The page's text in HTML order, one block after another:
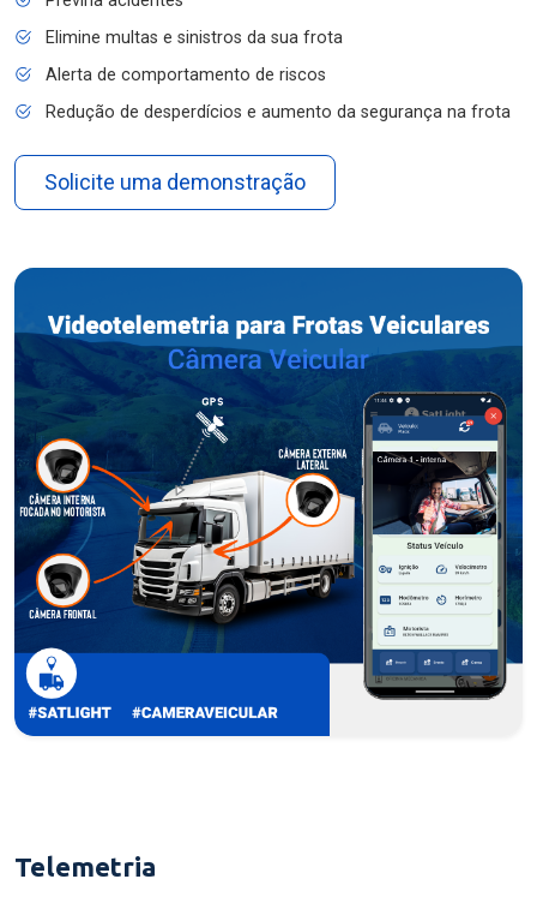
Elimine multas e sinistros da sua frota
Alerta de comportamento de riscos
Redução de desperdícios e aumento da segurança na frota
Solicite uma demonstração
Telemetria